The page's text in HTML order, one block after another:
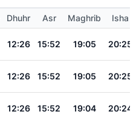
Dhuhr Asr Maghrib
Isha
12:26 15:52 19:05 20:25
12:26 15:52 19:05 20:25
12:26 15:52 19:04 20:24